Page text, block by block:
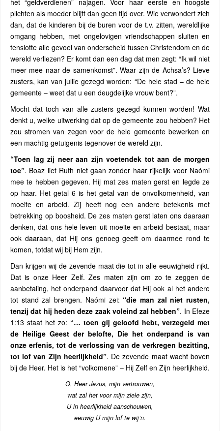
het “geldverdienen” najagen. Voor haar eerste en hoogste
plichten als moeder blijft dan geen tijd over. Wie verwondert zich
dan, dat de kinderen bij de buren voor de t.v. zitten, wereldlijke
omgang hebben, met ongelovigen vriendschappen sluiten en
tenslotte alle gevoel van onderscheid tussen Christendom en de
wereld verliezen? Er komt dan een dag dat men zegt: “Ik wil niet
meer mee naar de samenkomst”. Waar zijn de Achsa’s? Lieve
zusters, kan van jullie gezegd worden: “De hele stad – de hele
gemeente – weet dat u een deugdelijke vrouw bent?”.
Mocht dat toch van alle zusters gezegd kunnen worden! Wat
denkt u, welke uitwerking dat op de gemeente zou hebben? Het
zou stromen van zegen voor de hele gemeente bewerken en
een machtig getuigenis tegenover de wereld zijn.
“Toen lag zij neer aan zijn voetendek tot aan de morgen
toe”. Boaz liet Ruth niet gaan zonder haar rijkelijk voor Naómi
mee te hebben gegeven. Hij mat zes maten gerst en legde ze
op haar. Het getal 6 is het getal van de onvolkomenheid, van
moeite en arbeid. Zij heeft nog een andere betekenis met
betrekking op boosheid. De zes maten gerst laten ons daaraan
denken, dat ons hele leven uit moeite en arbeid bestaat, maar
ook daaraan, dat Hij ons genoeg geeft om daarmee rond te
komen, totdat wij bij Hem zijn.
Dan krijgen wij de zevende maat die tot in alle eeuwigheid rijkt.
Dat is onze Heer Zelf. Zes maten zijn om zo te zeggen de
aanbetaling, het onderpand daarvoor dat Hij ook al het andere
tot stand zal brengen. Naómi zei: “die man zal niet rusten,
tenzij dat hij heden deze zaak voleind zal hebben”. In Efeze
1:13 staat het zo: “… toen gij geloofd hebt, verzegeld met
de Heilige Geest der belofte, Die het onderpand is van
onze erfenis, tot de verlossing van de verkregen bezitting,
tot lof van Zijn heerlijkheid”. De zevende maat wacht boven
bij de Heer. Het is het “volkomene” – Hij Zelf en Zijn heerlijkheid.
O, Heer Jezus, mijn vertrouwen,
wat zal het voor mijn ziele zijn,
U in heerlijkheid aanschouwen,
eeuwig U mijn lof te wij’n.